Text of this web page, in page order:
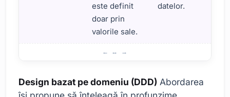
este definit
doar prin
valorile sale.
datelor.
Design bazat pe domeniu (DDD) Abordarea